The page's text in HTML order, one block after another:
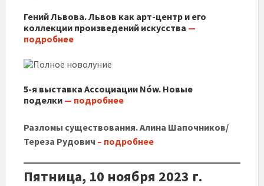
Гений Львова. Львов как арт-центр и его
коллекции произведений искусства —
подробнее
5-я выставка Ассоциации Nów. Новые
поделки — подробнее
Разломы существования. Алина Шапочников/
Тереза ​​Рудович – подробнее
Пятница, 10 ноября 2023 г.